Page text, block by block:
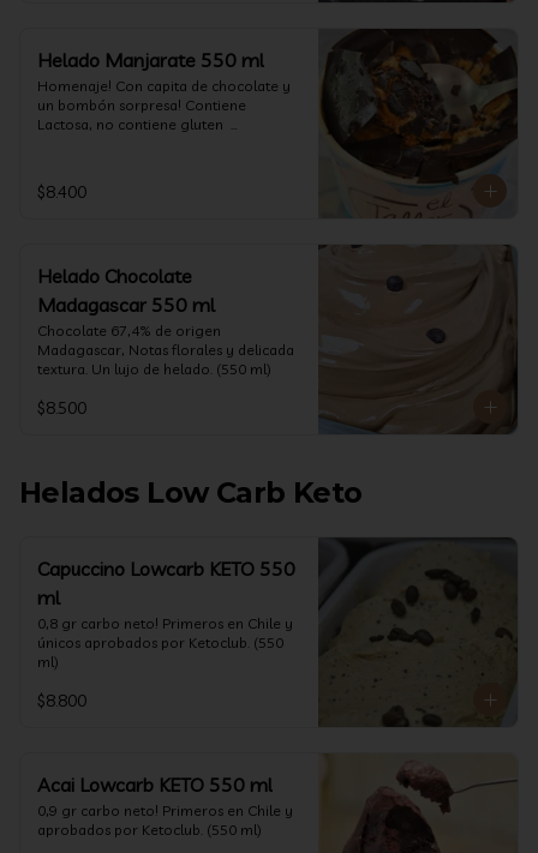
Helado Manjarate 550 ml
Homenaje! Con capita de chocolate y
un bombón sorpresa! Contiene
Lactosa, no contiene gluten
$8.400
Helado Chocolate
Madagascar 550 ml
Chocolate 67,4% de origen
Madagascar, Notas florales y delicada
textura. Un lujo de helado. (550 ml)
$8.500
Helados Low Carb Keto
Capuccino Lowcarb KETO 550
ml
0,8 gr carbo neto! Primeros en Chile y
únicos aprobados por Ketoclub. (550
ml)
$8.800
Acai Lowcarb KETO 550 ml
0,9 gr carbo neto! Primeros en Chile y
aprobados por Ketoclub. (550 ml)